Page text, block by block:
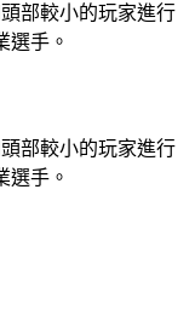
部較小的玩家進行
選手。
部較小的玩家進行
選手。